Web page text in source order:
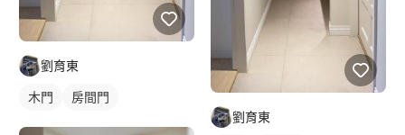
劉育東
木門 房間門
劉育東